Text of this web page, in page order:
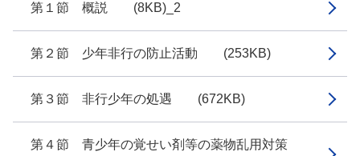
第１節 概説 (8KB)_2
第２節 少年非行の防止活動 (253KB)
第３節 非行少年の処遇 (672KB)
第４節 青少年の覚せい剤等の薬物乱用対策